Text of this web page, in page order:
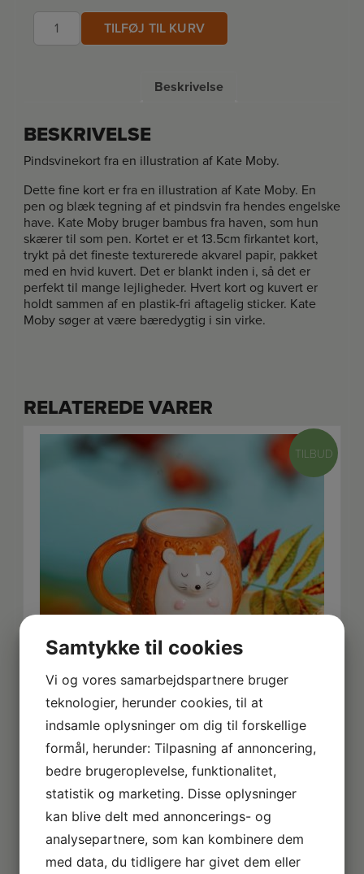
TILFØJ TIL KURV
Beskrivelse
BESKRIVELSE
Pindsvinekort fra en illustration af Kate Moby.
Dette fine kort er fra en illustration af Kate Moby. En
pen og blæk tegning af et pindsvin fra hendes engelske
have. Kate Moby bruger bambus fra haven, som hun
skærer til som pen. Kortet er et 13.5cm firkantet kort,
trykt på det fineste texturerede akvarel papir, pakket
med en hvid kuvert. Det er blankt inden i, så det er
perfekt til mange lejligheder. Hvert kort og kuvert er
holdt sammen af en plastik-fri aftagelig sticker. Kate
Moby søger at være bæredygtig i sin virke.
RELATEREDE VARER
TILBUD
KRUS, HETTY HEDGEHOG
50,00kr.
TILBUD
Samtykke til cookies
Vi og vores samarbejdspartnere bruger
teknologier, herunder cookies, til at
indsamle oplysninger om dig til forskellige
formål, herunder: Tilpasning af annoncering,
bedre brugeroplevelse, funktionalitet,
statistik og marketing. Disse oplysninger
kan blive delt med annoncerings- og
analysepartnere, som kan kombinere dem
med data, du tidligere har givet dem eller